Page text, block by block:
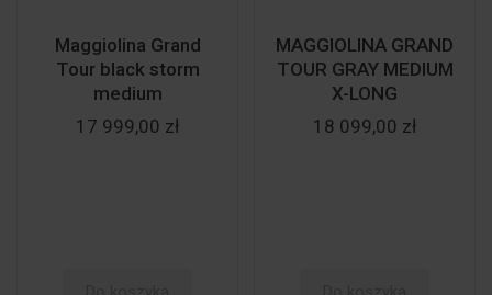
Maggiolina Grand
Tour black storm
medium
17 999,00 zł
MAGGIOLINA GRAND
TOUR GRAY MEDIUM
X-LONG
18 099,00 zł